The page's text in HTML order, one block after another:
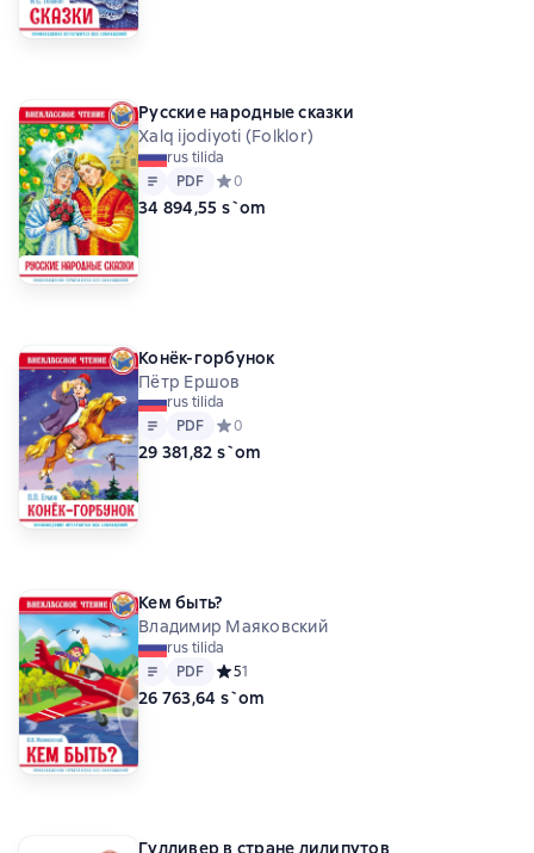
Русские народные сказки
Xalq ijodiyoti (Folklor)
rus tilida
Matn
PDF
PDF Средний рейтинг 0 на основе 0 оценок
0
34 894,55 s`om
Конёк-горбунок
Пётр Ершов
rus tilida
Matn
PDF
PDF Средний рейтинг 0 на основе 0 оценок
0
29 381,82 s`om
Кем быть?
Владимир Маяковский
rus tilida
Matn
PDF
PDF Средний рейтинг 5 на основе 1 оценок
51
26 763,64 s`om
Гулливер в стране лилипутов